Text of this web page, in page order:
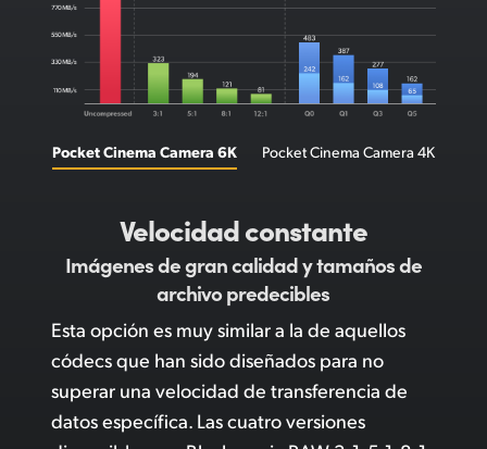
Pocket Cinema Camera 6K Pocket Cinema Camera 4K
Velocidad constante
Imágenes de gran calidady tamaños de
archivo predecibles
Esta opción es muy similar a la de aquellos
códecs que han sido diseñados para no
superar una velocidad de transferencia de
datos específica. Las cuatro versiones